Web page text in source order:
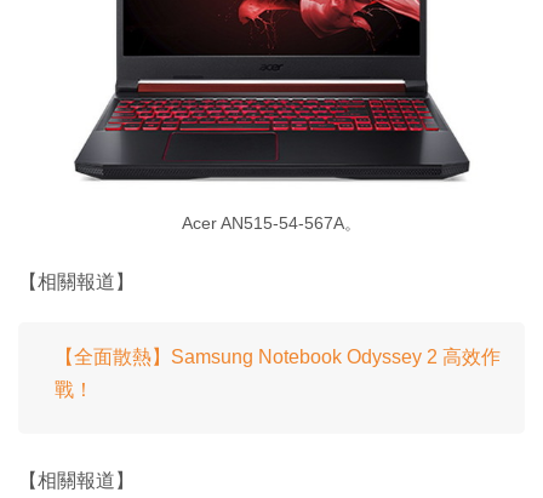
Acer AN515-54-567A。
【相關報道】
【全面散熱】Samsung Notebook Odyssey 2 高效作
戰！
【相關報道】